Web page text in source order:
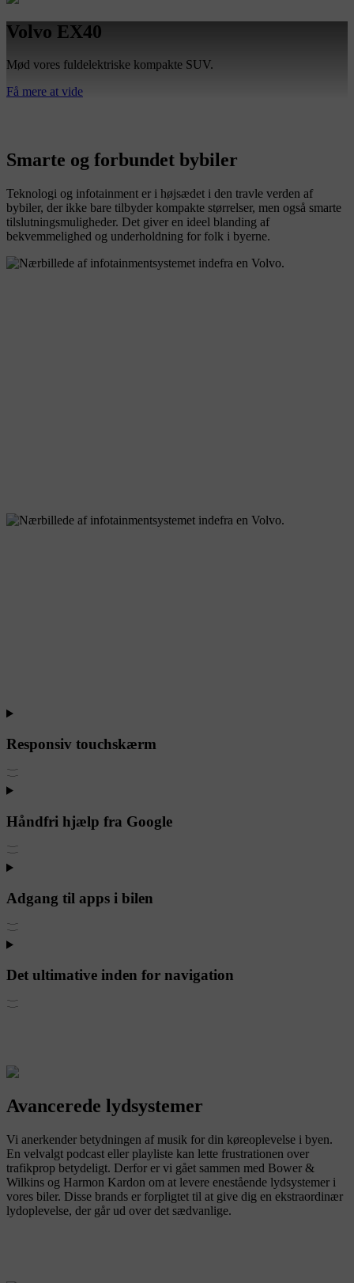
Volvo EX40
Mød vores fuldelektriske kompakte SUV.
Få mere at vide
Smarte og forbundet bybiler
Teknologi og infotainment er i højsædet i den travle verden af
bybiler, der ikke bare tilbyder kompakte størrelser, men også smarte
tilslutningsmuligheder. Det giver en ideel blanding af
bekvemmelighed og underholdning for folk i byerne.
Responsiv touchskærm
Håndfri hjælp fra Google
Adgang til apps i bilen
Det ultimative inden for navigation
Avancerede lydsystemer
Vi anerkender betydningen af musik for din køreoplevelse i byen.
En velvalgt podcast eller playliste kan lette frustrationen over
trafikprop betydeligt. Derfor er vi gået sammen med Bower &
Wilkins og Harmon Kardon om at levere enestående lydsystemer i
vores biler. Disse brands er forpligtet til at give dig en ekstraordinær
lydoplevelse, der går ud over det sædvanlige.